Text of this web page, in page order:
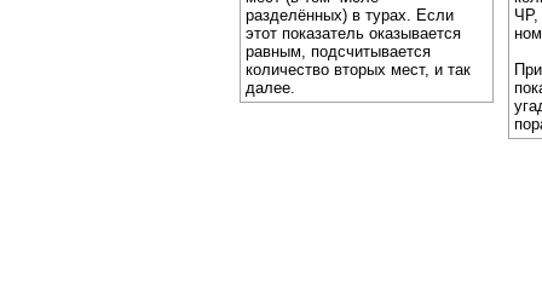
разделённых) в турах. Если
этот показатель оказывается
равным, подсчитывается
количество вторых мест, и так
далее.
ЧР,